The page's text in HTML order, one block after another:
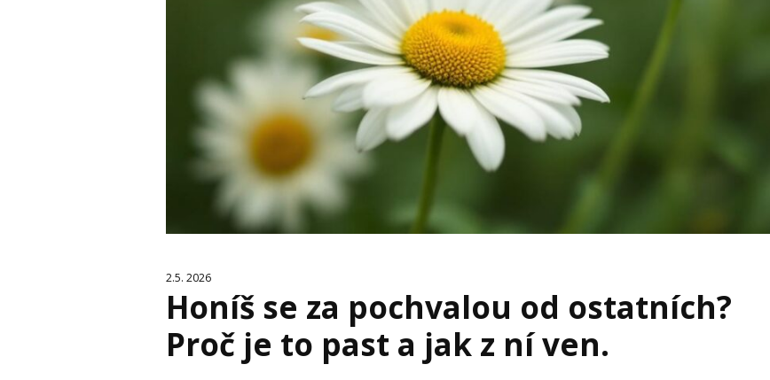
2.5. 2026
Honíš se za pochvalou od ostatních?
Proč je to past a jak z ní ven.